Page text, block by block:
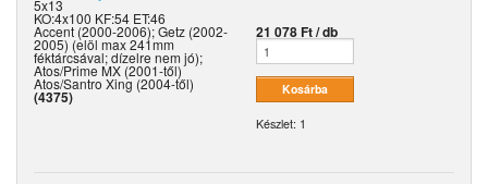
5x13
KO:4x100 KF:54 ET:46
Accent (2000-2006); Getz (2002-
2005) (elöl max 241mm
féktárcsával; dízelre nem jó);
Atos/Prime MX (2001-től)
Atos/Santro Xing (2004-től)
(4375)
21 078 Ft / db
Készlet: 1